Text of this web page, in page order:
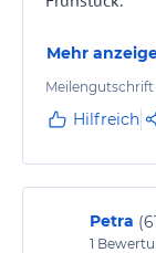
Mehr
Hilfreich
Petra (
1